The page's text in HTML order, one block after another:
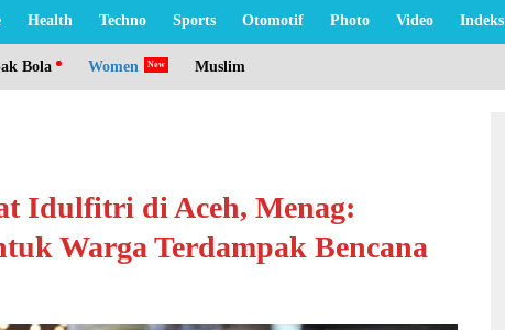
Health Techno Sports Otomotif Photo Video Indeks
Bola Women Muslim
Idulfitri di Aceh, Menag:
Warga Terdampak Bencana